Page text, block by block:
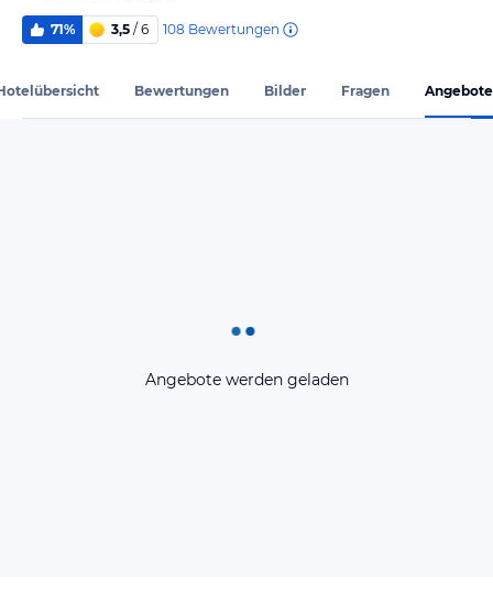
71% 3,5 / 6 108 Bewertungen
Bewertungen Bilder Fragen Angebote
Angebote werden geladen